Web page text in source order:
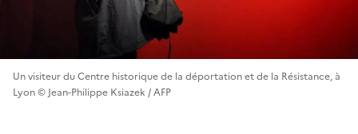
Un visiteur du Centre historique de la déportation et de la Résistance, à
Lyon © Jean-Philippe Ksiazek / AFP